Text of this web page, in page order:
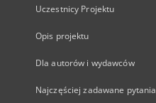
Uczestnicy Projektu
Opis projektu
Dla autorów i wydawców
Najczęściej zadawane pytania